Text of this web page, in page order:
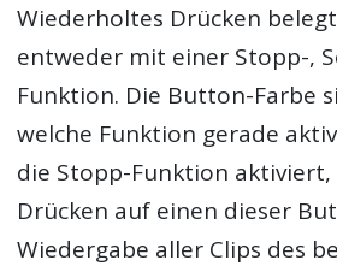
Wiederholtes Drücken
entweder mit einer Stopp-,
Funktion. Die Button-Farbe
welche Funktion gerade
die Stopp-Funktion
Drücken auf einen dieser
Wiedergabe aller Clips des